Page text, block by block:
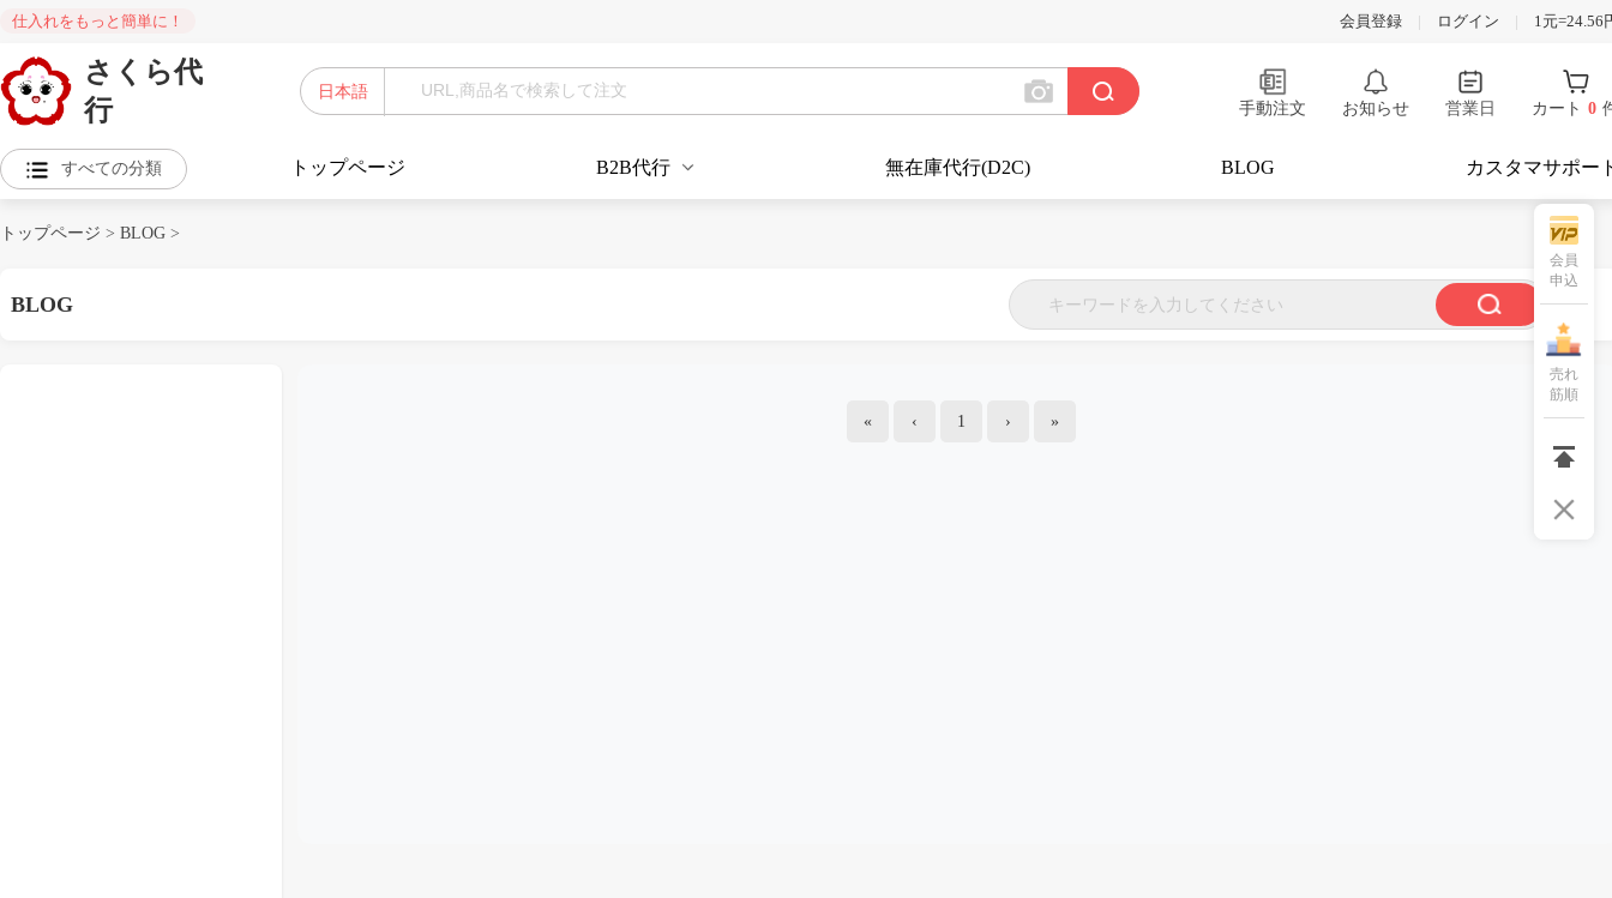
仕入れをもっと簡単に！ 会員登録 | ログイン | 1元=24.56
さくら代
行
日本語
手動注文
お知らせ 営業日 カート 0
すべての分類 トップページ B2B代行 無在庫代行(D2C) BLOG カスタマサポー
トップページ > BLOG >
BLOG
« ‹ 1 › »
会員
申込
売れ
筋順